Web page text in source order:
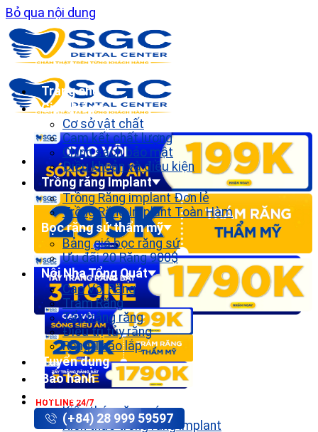
Bỏ qua nội dung
HOTLINE 24/7
(+84) 28 999 59597
Trang chủ
Giới thiệu
Cơ sở vật chất
Cam kết chất lượng
Chính sách bảo mật
Điều khoản và điều kiện
Trồng răng Implant
Trồng Răng implant Đơn lẻ
Trồng Răng Implant Toàn Hàm
Bọc răng sứ thẩm mỹ
Bảng giá bọc răng sứ
Ưu đãi 20 Răng 900$
Nội Nha Tổng Quát
Cạo Vôi Răng
Trám Răng
Tẩy trắng răng
Điều trị tủy răng
Răng Tháo lắp
Tuyển dụng
Bảo hành
Kiến thức răng sứ
Kiến thức trồng răng implant